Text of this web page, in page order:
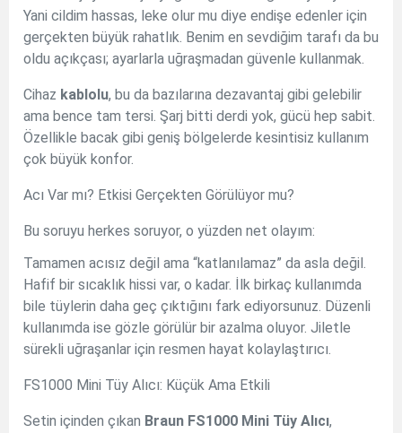
Yani cildim hassas, leke olur mu diye endişe edenler için
gerçekten büyük rahatlık. Benim en sevdiğim tarafı da bu
oldu açıkçası; ayarlarla uğraşmadan güvenle kullanmak.
Cihaz kablolu, bu da bazılarına dezavantaj gibi gelebilir
ama bence tam tersi. Şarj bitti derdi yok, gücü hep sabit.
Özellikle bacak gibi geniş bölgelerde kesintisiz kullanım
çok büyük konfor.
Acı Var mı? Etkisi Gerçekten Görülüyor mu?
Bu soruyu herkes soruyor, o yüzden net olayım:
Tamamen acısız değil ama “katlanılamaz” da asla değil.
Hafif bir sıcaklık hissi var, o kadar. İlk birkaç kullanımda
bile tüylerin daha geç çıktığını fark ediyorsunuz. Düzenli
kullanımda ise gözle görülür bir azalma oluyor. Jiletle
sürekli uğraşanlar için resmen hayat kolaylaştırıcı.
FS1000 Mini Tüy Alıcı: Küçük Ama Etkili
Setin içinden çıkan Braun FS1000 Mini Tüy Alıcı,